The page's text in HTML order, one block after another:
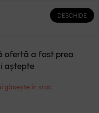
0 0
ofertă a fost prea
aștepte
găsește în stoc
DESCHIDE